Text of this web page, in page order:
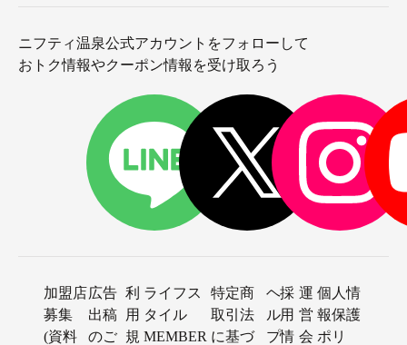
ニフティ温泉公式アカウントをフォローして
おトク情報やクーポン情報を受け取ろう
加盟店
募集
(資料
広告
出稿
のご
利
用
規
ライフス
タイル
MEMBER
特定商
取引法
に基づ
ヘ
ル
プ
採
用
情
運
営
会
個人情
報保護
ポリ